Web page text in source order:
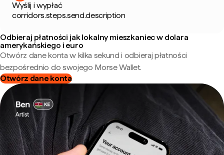
Wyślij i wypłać
corridors.steps.send.description
Odbieraj płatności jak lokalny mieszkaniec w dolara
amerykańskiego i euro
Otwórz dane konta w kilka sekund i odbieraj płatności
bezpośrednio do swojego Morse Wallet.
Otwórz dane konta